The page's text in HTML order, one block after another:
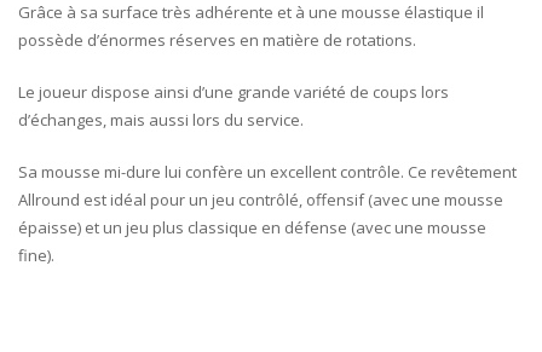
Grâce à sa surface très adhérente et à une mousse élastique il
possède d’énormes réserves en matière de rotations.
Le joueur dispose ainsi d’une grande variété de coups lors
d’échanges, mais aussi lors du service.
Sa mousse mi-dure lui confère un excellent contrôle. Ce revêtement
Allround est idéal pour un jeu contrôlé, offensif (avec une mousse
épaisse) et un jeu plus classique en défense (avec une mousse
fine).